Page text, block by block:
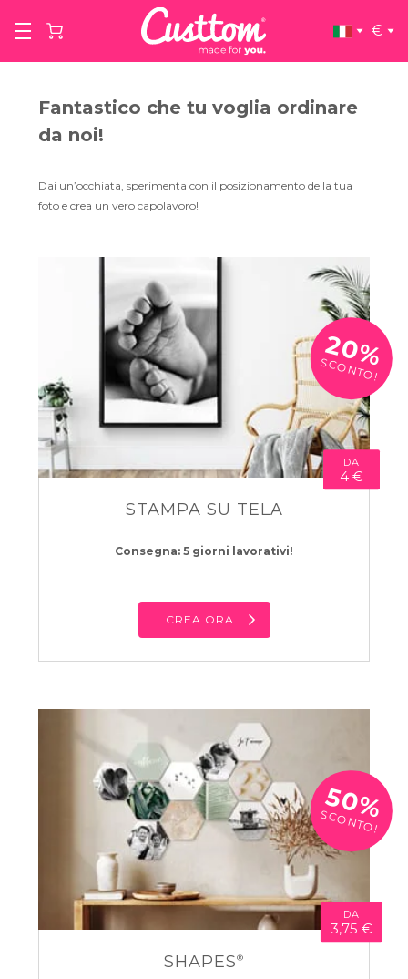
€
Fantastico che tu voglia ordinare
da noi!
Dai un’occhiata, sperimenta con il posizionamento della tua
foto e crea un vero capolavoro!
20%
SCONTO!
DA
4 €
STAMPA SU TELA
Consegna: 5 giorni lavorativi!
CREA ORA
50%
SCONTO!
DA
3,75 €
SHAPES®